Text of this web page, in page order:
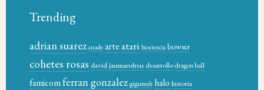
Trending
adrian suarez arcade arteatari biociencia bowser
cohetes rosas david jaumandreu desarrollodragon ball
famicomferran gonzalez gigamesh halo historia